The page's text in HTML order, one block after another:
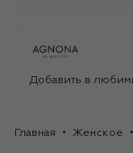
Добавить в
Главная Женское